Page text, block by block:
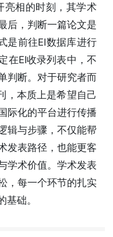
亮相的时刻，其学术
后，判断一篇论文是
是前往EI数据库进行
在EI收录列表中，不
判断。对于研究者而
，本质上是希望自己
际化的平台进行传播
辑与步骤，不仅能帮
发表路径，也能更客
学术价值。学术发表
，每一个环节的扎实
础。